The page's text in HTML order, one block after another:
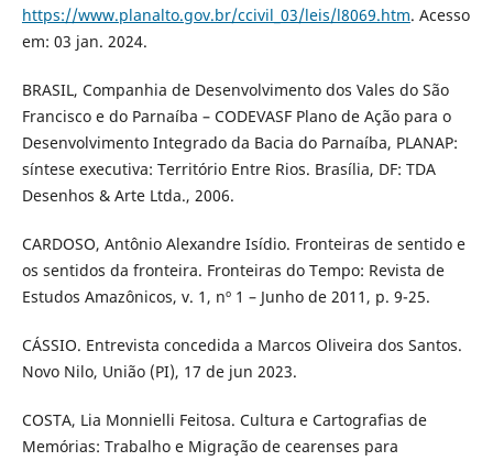
https://www.planalto.gov.br/ccivil_03/leis/l8069.htm. Acesso
em: 03 jan. 2024.
BRASIL, Companhia de Desenvolvimento dos Vales do São
Francisco e do Parnaíba – CODEVASF Plano de Ação para o
Desenvolvimento Integrado da Bacia do Parnaíba, PLANAP:
síntese executiva: Território Entre Rios. Brasília, DF: TDA
Desenhos & Arte Ltda., 2006.
CARDOSO, Antônio Alexandre Isídio. Fronteiras de sentido e
os sentidos da fronteira. Fronteiras do Tempo: Revista de
Estudos Amazônicos, v. 1, nº 1 – Junho de 2011, p. 9-25.
CÁSSIO. Entrevista concedida a Marcos Oliveira dos Santos.
Novo Nilo, União (PI), 17 de jun 2023.
COSTA, Lia Monnielli Feitosa. Cultura e Cartografias de
Memórias: Trabalho e Migração de cearenses para